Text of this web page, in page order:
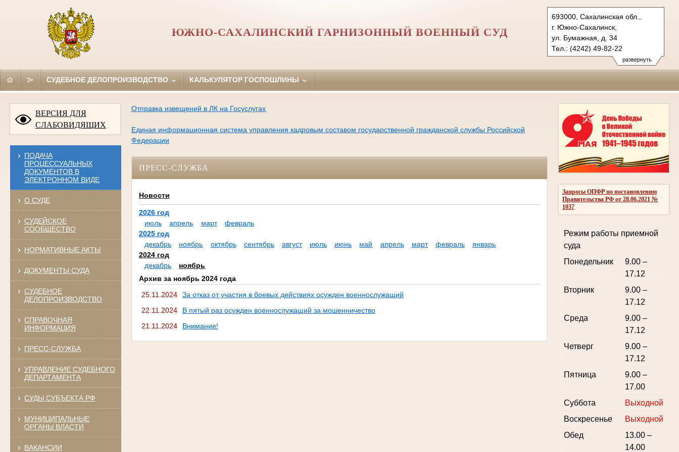
развернуть
693000, Сахалинская обл.,
г. Южно-Сахалинск,
ул. Бумажная, д. 34
Тел.: (4242) 49-82-22
yusgvs.sah@sudrf.ru
ЮЖНО-САХАЛИНСКИЙ ГАРНИЗОННЫЙ ВОЕННЫЙ СУД
СУДЕБНОЕ ДЕЛОПРОИЗВОДСТВО КАЛЬКУЛЯТОР ГОСПОШЛИНЫ
ВЕРСИЯ ДЛЯ
СЛАБОВИДЯЩИХ
ПОДАЧА
ПРОЦЕССУАЛЬНЫХ
ДОКУМЕНТОВ В
ЭЛЕКТРОННОМ ВИДЕ
О СУДЕ
СУДЕЙСКОЕ
СООБЩЕСТВО
НОРМАТИВНЫЕ АКТЫ
ДОКУМЕНТЫ СУДА
СУДЕБНОЕ
ДЕЛОПРОИЗВОДСТВО
СПРАВОЧНАЯ
ИНФОРМАЦИЯ
ПРЕСС-СЛУЖБА
УПРАВЛЕНИЕ СУДЕБНОГО
ДЕПАРТАМЕНТА
СУДЫ СУБЪЕКТА РФ
МУНИЦИПАЛЬНЫЕ
ОРГАНЫ ВЛАСТИ
ВАКАНСИИ
Запросы ОПФР по постановлению
Правительства РФ от 28.06.2021 №
1037
Режим работы приемной
суда
Понедельник
9.00 –
17.12
Вторник
9.00 –
17.12
Среда
9.00 –
17.12
Четверг
9.00 –
17.12
Пятница
9.00 –
17.00
Суббота
Выходной
Воскресенье
Выходной
Обед
13.00 –
14.00
Отправка извещений в ЛК на Госуслугах
Единая информационная система управления кадровым составом государственной гражданской службы Российской
Федерации
ПРЕСС-СЛУЖБА
Новости
2026 год
июль
апрель март
февраль
2025 год
декабрь
ноябрь октябрь сентябрь август июль июнь май апрель март февраль
январь
2024 год
декабрь
ноябрь
Архив за ноябрь 2024 года
25.11.2024
За отказ от участия в боевых действиях осужден военнослужащий
22.11.2024
В пятый раз осужден военнослужащий за мошенничество
21.11.2024
Внимание!